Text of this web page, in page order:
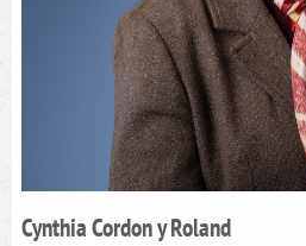
Cynthia Cordon y Roland